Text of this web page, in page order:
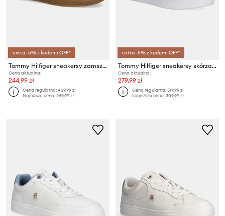
extra -5% z kodem: OFF*
Tommy Hilfiger sneakersy zamszowe TH HERITAGE SNEAKER
Cena aktualna:
244,99 zł
Cena regularna:469,99 zł
Najniższa cena:269,99 zł
extra -5% z kodem: OFF*
Tommy Hilfiger sneakersy skórzane ESSENTIAL PLATFORM COURT SNEAKER
Cena aktualna:
279,99 zł
Cena regularna:519,99 zł
Najniższa cena:309,99 zł